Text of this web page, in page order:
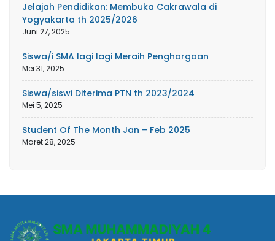
Jelajah Pendidikan: Membuka Cakrawala di
Yogyakarta th 2025/2026
Juni 27, 2025
Siswa/i SMA lagi lagi Meraih Penghargaan
Mei 31, 2025
Siswa/siswi Diterima PTN th 2023/2024
Mei 5, 2025
Student Of The Month Jan – Feb 2025
Maret 28, 2025